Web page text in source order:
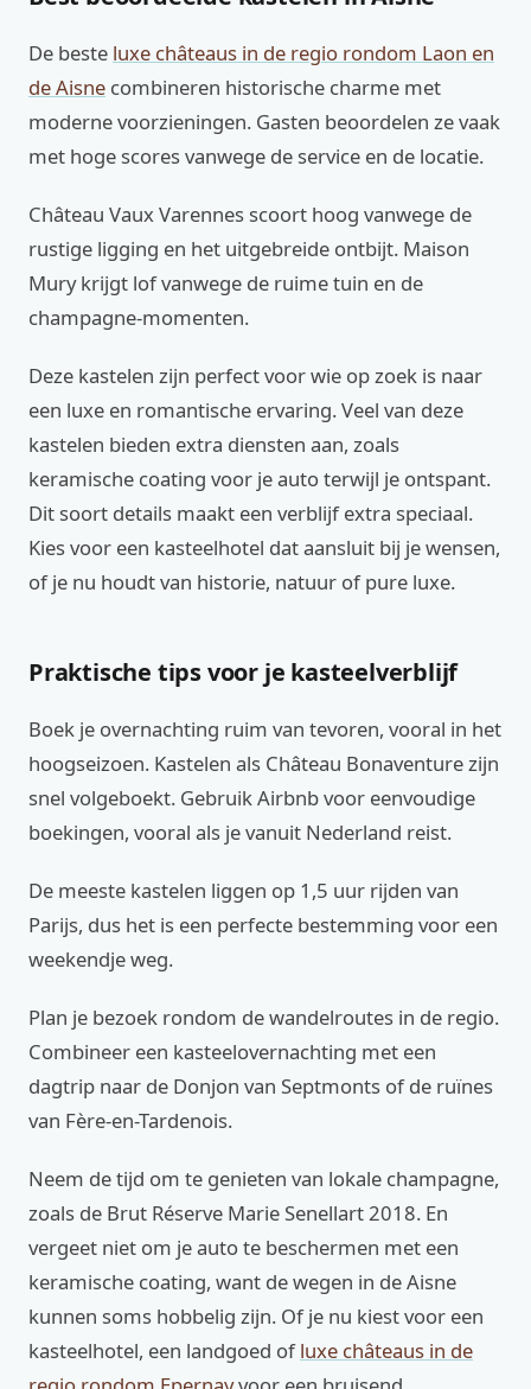
De beste luxe châteaus in de regio rondom Laon en
de Aisne combineren historische charme met
moderne voorzieningen. Gasten beoordelen ze vaak
met hoge scores vanwege de service en de locatie.
Château Vaux Varennes scoort hoog vanwege de
rustige ligging en het uitgebreide ontbijt. Maison
Mury krijgt lof vanwege de ruime tuin en de
champagne-momenten.
Deze kastelen zijn perfect voor wie op zoek is naar
een luxe en romantische ervaring. Veel van deze
kastelen bieden extra diensten aan, zoals
keramische coating voor je auto terwijl je ontspant.
Dit soort details maakt een verblijf extra speciaal.
Kies voor een kasteelhotel dat aansluit bij je wensen,
of je nu houdt van historie, natuur of pure luxe.
Praktische tips voor je kasteelverblijf
Boek je overnachting ruim van tevoren, vooral in het
hoogseizoen. Kastelen als Château Bonaventure zijn
snel volgeboekt. Gebruik Airbnb voor eenvoudige
boekingen, vooral als je vanuit Nederland reist.
De meeste kastelen liggen op 1,5 uur rijden van
Parijs, dus het is een perfecte bestemming voor een
weekendje weg.
Plan je bezoek rondom de wandelroutes in de regio.
Combineer een kasteelovernachting met een
dagtrip naar de Donjon van Septmonts of de ruïnes
van Fère-en-Tardenois.
Neem de tijd om te genieten van lokale champagne,
zoals de Brut Réserve Marie Senellart 2018. En
vergeet niet om je auto te beschermen met een
keramische coating, want de wegen in de Aisne
kunnen soms hobbelig zijn. Of je nu kiest voor een
kasteelhotel, een landgoed ofluxe châteaus in de